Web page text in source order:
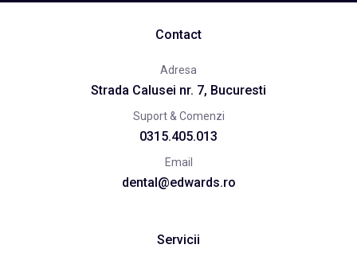
Contact
Adresa
Strada Calusei nr. 7, Bucuresti
Suport & Comenzi
0315.405.013
Email
dental@edwards.ro
Servicii